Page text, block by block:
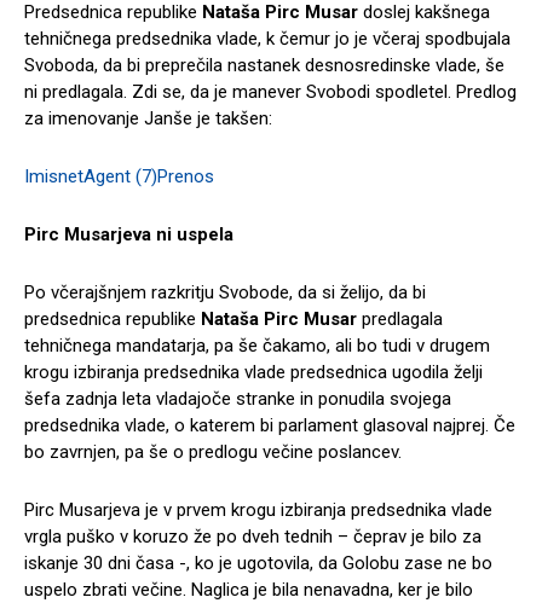
Predsednica republike Nataša Pirc Musar doslej kakšnega
tehničnega predsednika vlade, k čemur jo je včeraj spodbujala
Svoboda, da bi preprečila nastanek desnosredinske vlade, še
ni predlagala. Zdi se, da je manever Svobodi spodletel. Predlog
za imenovanje Janše je takšen:
ImisnetAgent (7)Prenos
Pirc Musarjeva ni uspela
Po včerajšnjem razkritju Svobode, da si želijo, da bi
predsednica republike Nataša Pirc Musar predlagala
tehničnega mandatarja, pa še čakamo, ali bo tudi v drugem
krogu izbiranja predsednika vlade predsednica ugodila želji
šefa zadnja leta vladajoče stranke in ponudila svojega
predsednika vlade, o katerem bi parlament glasoval najprej. Če
bo zavrnjen, pa še o predlogu večine poslancev.
Pirc Musarjeva je v prvem krogu izbiranja predsednika vlade
vrgla puško v koruzo že po dveh tednih – čeprav je bilo za
iskanje 30 dni časa -, ko je ugotovila, da Golobu zase ne bo
uspelo zbrati večine. Naglica je bila nenavadna, ker je bilo